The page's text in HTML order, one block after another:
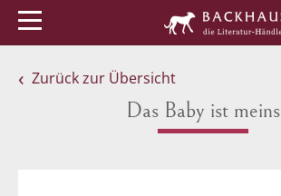
Zurück zur Übersicht
Das Baby ist meins